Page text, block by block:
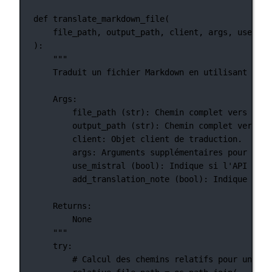
def translate_markdown_file(
file_path, output_path, client, args,
):
"""
Traduit un fichier Markdown en utilisant les
Args:
file_path (str): Chemin complet vers le
output_path (str): Chemin complet
client: Objet client de traduction.
args: Arguments supplémentaires pour la
use_mistral (bool): Indique si l'API
add_translation_note (bool): Indique si
Returns:
None
"""
try:
# Calcul des chemins relatifs pour un